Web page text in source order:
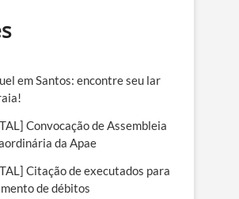
em Santos: encontre seu lar
Convocação de Assembleia
da Apae
Citação de executados para
de débitos